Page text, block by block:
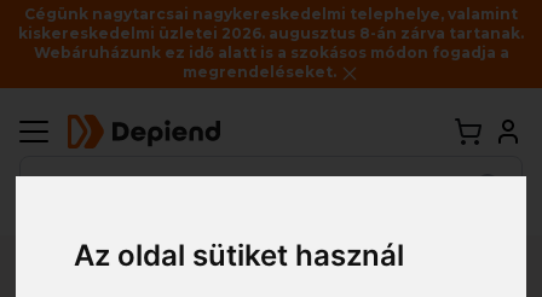
Az oldal sütiket használ
Cégünk nagytarcsai nagykereskedelmi telephelye, valamint
kiskereskedelmi üzletei 2026. augusztus 8-án zárva tartanak.
Webáruházunk ez idő alatt is a szokásos módon fogadja a
megrendeléseket.